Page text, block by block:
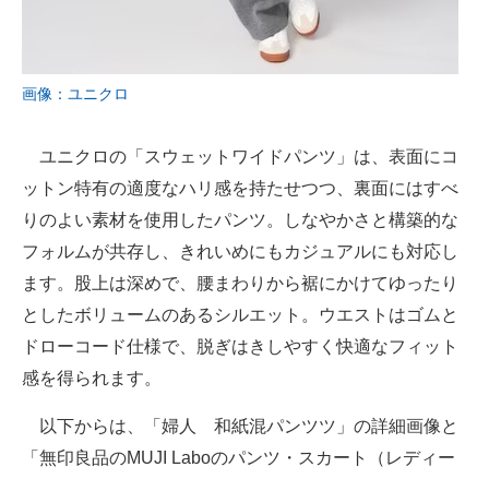
画像：ユニクロ
ユニクロの「スウェットワイドパンツ」は、表面にコ
ットン特有の適度なハリ感を持たせつつ、裏面にはすべ
りのよい素材を使用したパンツ。しなやかさと構築的な
フォルムが共存し、きれいめにもカジュアルにも対応し
ます。股上は深めで、腰まわりから裾にかけてゆったり
としたボリュームのあるシルエット。ウエストはゴムと
ドローコード仕様で、脱ぎはきしやすく快適なフィット
感を得られます。
以下からは、「婦人 和紙混パンツツ」の詳細画像と
「無印良品のMUJI Laboのパンツ・スカート（レディー